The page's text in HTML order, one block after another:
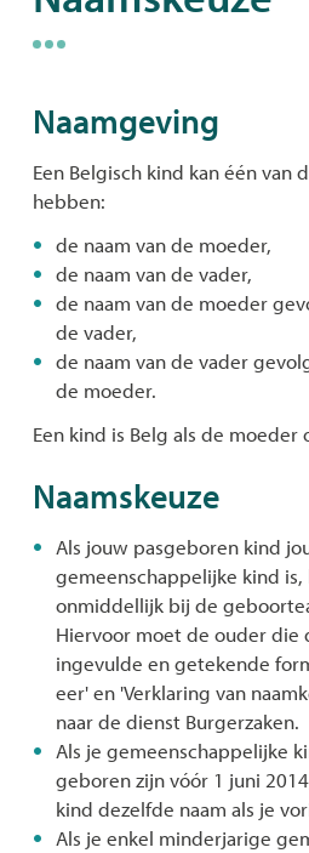
Naamgeving
Een Belgisch kind kan één van
hebben:
de naam van de moeder,
de naam van de vader,
de naam van de moeder
de vader,
de naam van de vader
de moeder.
Een kind is Belg als de moeder
Naamskeuze
Als jouw pasgeboren kind
gemeenschappelijke kind is,
onmiddellijk bij de
Hiervoor moet de ouder die
ingevulde en getekende
eer' en 'Verklaring van
naar de dienst Burgerzaken.
Als je gemeenschappelijke
geboren zijn vóór 1 juni
kind dezelfde naam als je
Als je enkel minderjarige